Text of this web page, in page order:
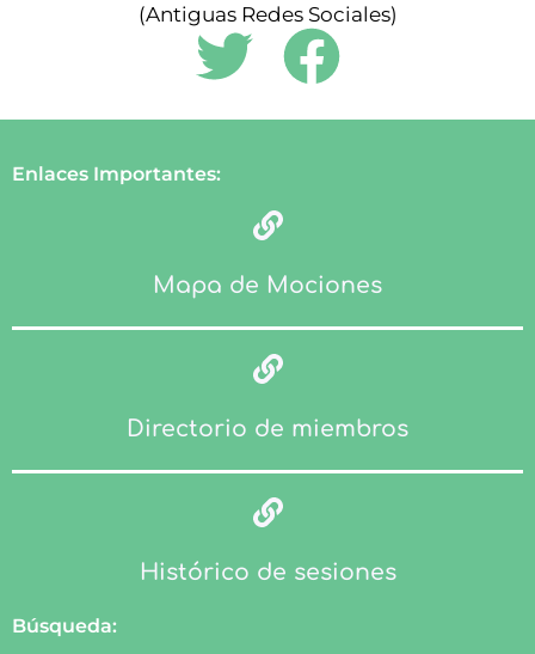
t
w
t
e
s
t
r
a
(Antiguas Redes Sociales)
T
w
t
e
F
a
b
o
k
Enlaces Importantes:
Mapa de Mociones
Directorio de miembros
Histórico de sesiones
Búsqueda: